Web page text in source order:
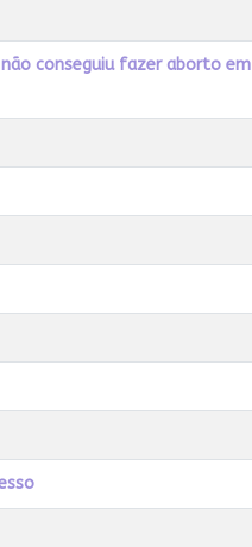
conseguiu fazer aborto em